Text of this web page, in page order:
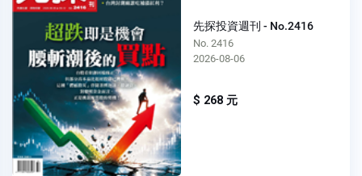
先探投資週刊 - No.2416
No. 2416
2026-08-06
$ 268 元